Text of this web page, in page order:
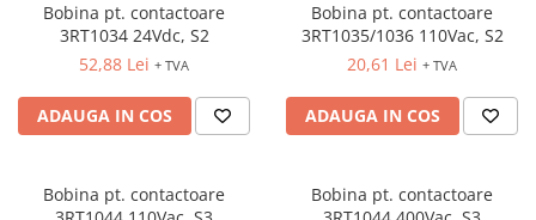
Contactoare
Protectii motor
Accesorii contactoare si protectii
Soft startere, relee
Bobina pt. contactoare
3RT1034 24Vdc, S2
52,88 Lei + TVA
ADAUGA IN COS
Bobina pt. contactoare
3RT1035/1036 110Vac, S2
20,61 Lei + TVA
ADAUGA IN COS
Bobina pt. contactoare
Bobina pt. contactoare